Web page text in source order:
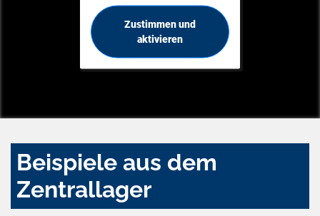
Zustimmen und
aktivieren
Beispiele aus dem
Zentrallager